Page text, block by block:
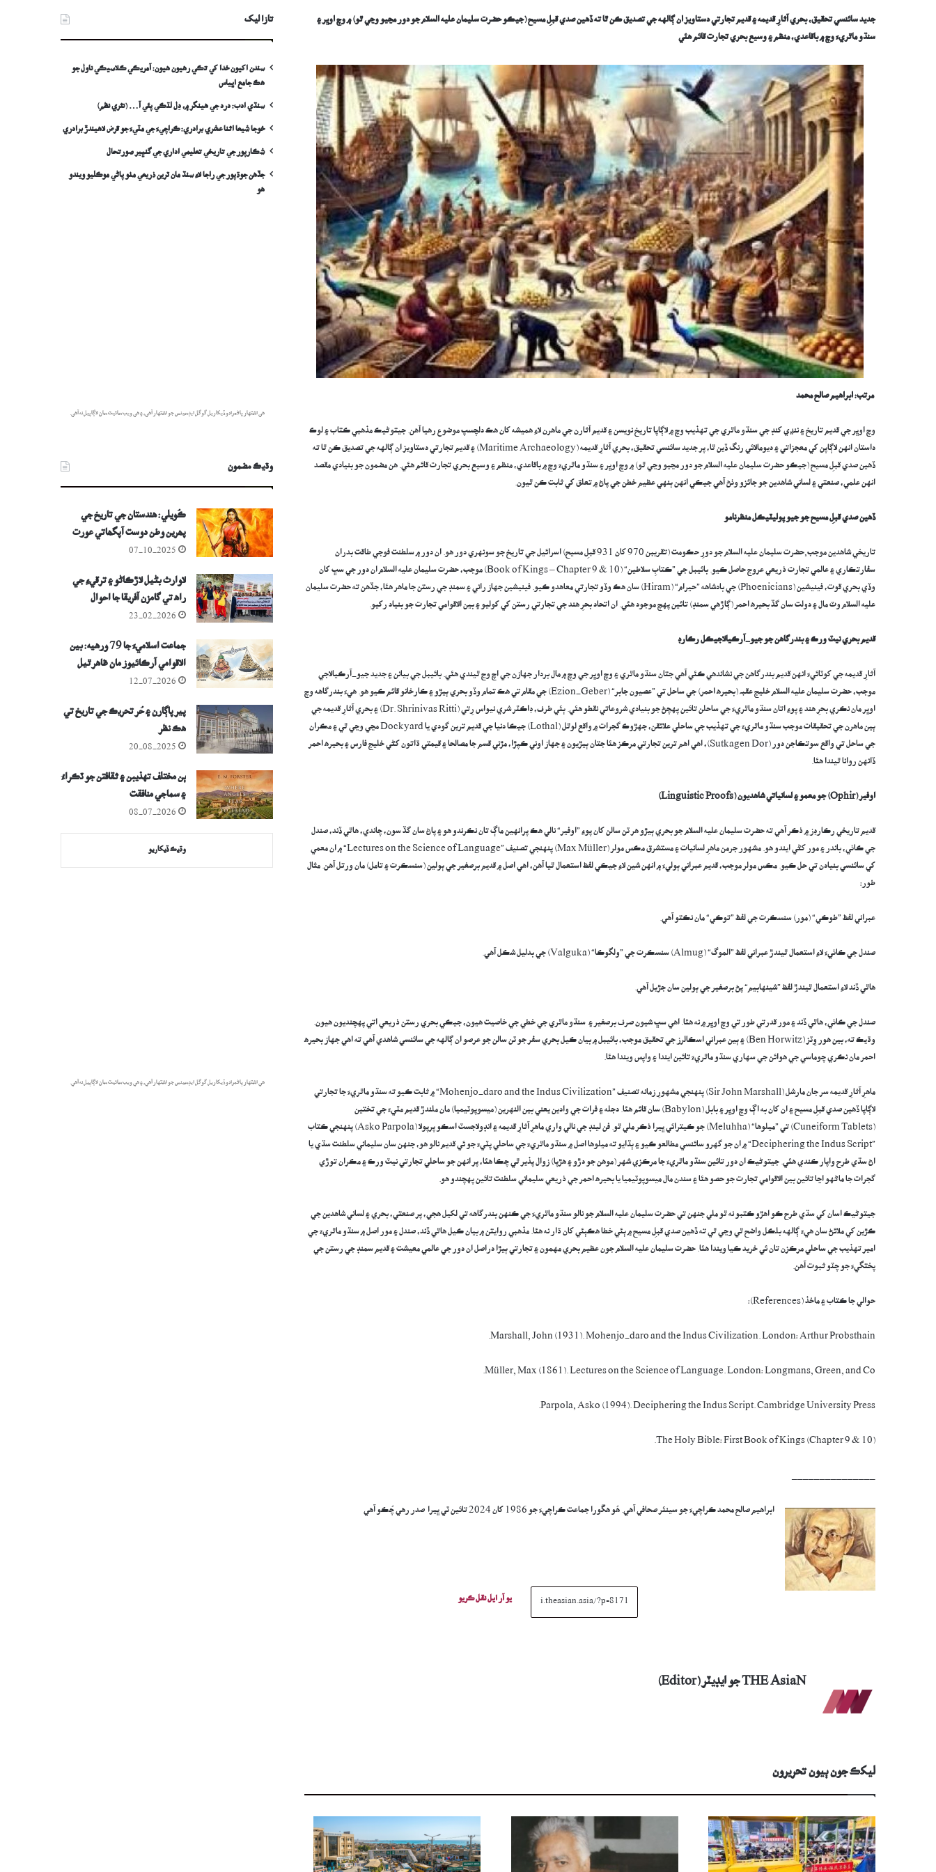
جديد سائنسي تحقيق، بحري آثارِ قديمه ۽ قديم تجارتي دستاويز ان ڳالهه جي تصديق ڪن ٿا ته ڏهين صدي قبلِ مسيح (جيڪو حضرت سليمان عليه السلام جو دور مڃيو وڃي ٿو) ۾ وچ اوڀر ۽
سنڌو ماٿريءَ وچ ۾ باقاعدي، منظم ۽ وسيع بحري تجارت قائم هئي
مرتب: ابراهيم صالح محمد
وچ اوڀر جي قديم تاريخ ۽ ننڍي کنڊ جي سنڌو ماٿري جي تهذيب وچ ۾ لاڳاپا تاريخ نويسن ۽ قديم آثارن جي ماهرن لاءِ هميشه کان هڪ دلچسپ موضوع رهيا آهن. جيتوڻيڪ مذهبي ڪتاب ۽ لوڪ
داستان انهن لاڳاپن کي معجزاتي ۽ ديومالائي رنگ ڏين ٿا، پر جديد سائنسي تحقيق، بحري آثارِ قديمه (Maritime Archaeology) ۽ قديم تجارتي دستاويز ان ڳالهه جي تصديق ڪن ٿا ته
ڏهين صدي قبلِ مسيح (جيڪو حضرت سليمان عليه السلام جو دور مڃيو وڃي ٿو) ۾ وچ اوڀر ۽ سنڌو ماٿريءَ وچ ۾ باقاعدي، منظم ۽ وسيع بحري تجارت قائم هئي. هن مضمون جو بنيادي مقصد
انهن علمي، صنعتي ۽ لساني شاهدين جو جائزو وٺڻ آهي جيڪي انهن ٻنهي عظيم خطن جي پاڻ ۾ تعلق کي ثابت ڪن ٿيون.
ڏهين صدي قبلِ مسيح جو جيو پوليٽيڪل منظرنامو
تاريخي شاهدين موجب,حضرت سليمان عليه السلام جو دورِ حڪومت (تقريبن 970 کان 931 قبلِ مسيح) اسرائيل جي تاريخ جو سونهري دور هو. ان دور ۾ سلطنت فوجي طاقت بدران
سفارتڪاري ۽ عالمي تجارت ذريعي عروج حاصل ڪيو. بائيبل جي ”ڪتابِ سلاطين“ (Book of Kings – Chapter 9 & 10) موجب، حضرت سليمان عليه السلام ان دور جي سڀ کان
وڏي بحري قوت، فينيشين (Phoenicians) جي بادشاهه ”حيرام“ (Hiram) سان هڪ وڏو تجارتي معاهدو ڪيو. فينيشين جهاز راني ۽ سمنڊ جي رستن جا ماهر هئا، جڏهن ته حضرت سليمان
عليه السلام وٽ مال ۽ دولت سان گڏ بحيره احمر (ڳاڙهي سمنڊ) تائين پهچ موجود هئي. ان اتحاد بحرِ هند جي تجارتي رستن کي کوليو ۽ بين الاقوامي تجارت جو بنياد رکيو.
قديم بحري نيٽ ورڪ ۽ بندرگاهن جو جيو-آرڪيالاجيڪل رڪارڊ
آثارِ قديمه جي کوٽائيءَ انهن قديم بندرگاهن جي نشاندهي ڪئي آهي جتان سنڌو ماٿري ۽ وچ اوڀر جي وچ ۾ مال بردار جهازن جي اچ وڃ ٿيندي هئي. بائيبل جي بيانن ۽ جديد جيو-آرڪيالاجي
موجب، حضرت سليمان عليه السلام خليج عقبہ (بحيره احمر) جي ساحل تي ”عصيون جابر“ (Ezion-Geber) جي مقام تي هڪ تمام وڏو بحري ٻيڙو ۽ ڪارخانو قائم ڪيو هو. هيءَ بندرگاهه وچ
اوڀر مان نڪري بحرِ هند ۽ پوءِ اتان سنڌو ماٿريءَ جي ساحلن تائين پهچڻ جو بنيادي شروعاتي نقطو هئي. ٻئي طرف، ڊاڪٽر شري نيواس رِتي (Dr. Shrinivas Ritti) ۽ بحري آثارِ قديمه جي
ٻين ماهرن جي تحقيقات موجب سنڌو ماٿريءَ جي تهذيب جي ساحلي علائقن، جهڙوڪ گجرات ۾ واقع لوٿل (Lothal) جيڪا دنيا جي قديم ترين گودي يا Dockyard مڃي وڃي ٿي ۽ مڪران
جي ساحل تي واقع سوتڪاجن دور (Sutkagen Dor)، اهي اهم ترين تجارتي مرڪز هئا جتان ٻيڙيون ۽ جهاز اوني ڪپڙا، مڙني قسم جا مصالحا ۽ قيمتي ڌاتون کڻي خليج فارس ۽ بحيره احمر
ڏانهن روانا ٿيندا هئا.
اوفير(Ophir) جو معمو ۽ لسانياتي شاهديون(Linguistic Proofs)
قديم تاريخي رڪارڊز ۾ ذڪر آهي ته حضرت سليمان عليه السلام جو بحري ٻيڙو هر ٽن سالن کان پوءِ ”اوفير“ نالي هڪ پرانهين ماڳ تان نڪرندو هو ۽ پاڻ سان گڏ سون، چاندي، هاٿي ڏند، صندل
جي ڪاٺي، باندر ۽ مور کڻي ايندو هو. مشهور جرمن ماهرِ لسانيات ۽ مستشرق مڪس مولر (Max Müller) پنهنجي تصنيف ”Lectures on the Science of Language“ ۾ ان معمي
کي سائنسي بنيادن تي حل ڪيو. مڪس مولر موجب، قديم عبراني ٻوليءَ ۾ انهن شين لاءِ جيڪي لفظ استعمال ٿيا آهن، اهي اصل ۾ قديم برصغير جي ٻولين (سنسڪرت ۽ تامل) مان ورتل آهن. مثال
طور:
عبراني لفظ ”طوڪي“ (مور) سنسڪرت جي لفظ ”توڪي“ مان نڪتو آهي.
صندل جي ڪاٺيءَ لاءِ استعمال ٿيندڙ عبراني لفظ ”الموگ“ (Almug) سنسڪرت جي ”ولگوڪا“ (Valguka) جي بدليل شڪل آهي.
هاٿي ڏند لاءِ استعمال ٿيندڙ لفظ ”شينهابيم“ پڻ برصغير جي ٻولين سان جڙيل آهي.
صندل جي ڪاٺي، هاٿي ڏند ۽ مور قدرتي طور تي وچ اوڀر ۾ نه ھئا. اهي سڀ شيون صرف برصغير ۽ سنڌو ماٿري جي خطي جي خاصيت هيون، جيڪي بحري رستن ذريعي اتي پهچنديون هيون.
وڌيڪ ته، بين هور وِٽز (Ben Horwitz) ۽ ٻين عبراني اسڪالرز جي تحقيق موجب، بائيبل ۾ بيان ڪيل بحري سفر جو ٽن سالن جو عرصو ان ڳالهه جي سائنسي شاهدي آهي ته اهي جهاز بحيره
احمر مان نڪري چوماسي جي هوائن جي سهاري سنڌو ماٿريءَ تائين ايندا ۽ واپس ويندا هئا.
ماهرِ آثارِ قديمه سر جان مارشل (Sir John Marshall) پنهنجي مشهورِ زمانه تصنيف ”Mohenjo-daro and the Indus Civilization“ ۾ ثابت ڪيو ته سنڌو ماٿريءَ جا تجارتي
لاڳاپا ڏهين صدي قبلِ مسيح ۽ ان کان به اڳ وچ اوڀر ۽ بابل (Babylon) سان قائم هئا. دجله ۽ فرات جي وادين يعني بين النهرين (ميسوپوٽيميا) مان ملندڙ قديم مٽيءَ جي تختين
(Cuneiform Tablets) تي ”ميلوها“ (Meluhha) جو ڪيترائي ڀيرا ذڪر ملي ٿو. فن لينڊ جي نالي واري ماهرِ آثارِ قديمه ۽ انڊولاجسٽ اسڪو پرپولا (Asko Parpola) پنهنجي ڪتاب
”Deciphering the Indus Script“ ۾ ان جو گهرو سائنسي مطالعو ڪيو ۽ ٻڌايو ته ميلوها اصل ۾ سنڌو ماٿريءَ جي ساحلي پٽيءَ جو ئي قديم نالو هو، جنهن سان سليماني سلطنت سڌي يا
اڻ سڌي طرح واپار ڪندي هئي. جيتوڻيڪ ان دور تائين سنڌو ماٿريءَ جا مرڪزي شهر (موهن جو دڙو ۽ هڙپا) زوال پذير ٿي چڪا هئا، پر انهن جو ساحلي تجارتي نيٽ ورڪ ۽ مڪران توڙي
گجرات جا ماڻهو اڃا تائين بين الاقوامي تجارت جو حصو هئا ۽ سندن مال ميسوپوٽيميا يا بحيره احمر جي ذريعي سليماني سلطنت تائين پهچندو هو.
جيتوڻيڪ اسان کي سڌي طرح ڪو اهڙو ڪتبو نه ٿو ملي جنهن تي حضرت سليمان عليه السلام جو نالو سنڌو ماٿريءَ جي ڪنهن بندرگاهه تي لکيل هجي، پر صنعتي، بحري ۽ لساني شاهدين جي
ڪڙين کي ملائڻ سان هيءَ ڳالهه بلڪل واضح ٿي وڃي ٿي ته ڏهين صدي قبلِ مسيح ۾ ٻئي خطا هڪٻئي کان ڌار نه هئا. مذهبي روايتن ۾ بيان ڪيل هاٿي ڏند، صندل ۽ مور اصل ۾ سنڌو ماٿريءَ جي
امير تهذيب جي ساحلي مرڪزن تان ئي خريد ڪيا ويندا هئا. حضرت سليمان عليه السلام جون عظيم بحري مهمون ۽ تجارتي ٻيڙا دراصل ان دور جي عالمي معيشت ۽ قديم سمنڊ جي رستن جي
پختگيءَ جو چٽو ثبوت آهن.
حوالي جا ڪتاب ۽ ماخذ (References):
Marshall, John (1931). Mohenjo-daro and the Indus Civilization. London: Arthur Probsthain.
Müller, Max (1861). Lectures on the Science of Language. London: Longmans, Green, and Co.
Parpola, Asko (1994). Deciphering the Indus Script. Cambridge University Press.
The Holy Bible: First Book of Kings (Chapter 9 & 10).
ابراھيم صالح محمد ڪراچيءَ جو سينئر صحافي آھي. ھُو ھڱورا جماعت ڪراچيءَ جو 1986 کان 2024 تائين ٽي ڀيرا صدر رھي چُڪو آھي
يو آر ايل نقل ڪريو
THE AsiaN جو ايڊيٽر (Editor)
ليکڪ جون ٻيون تحريرون
تازا ليک
سندن اکيون خدا کي تڪي رهيون هيون: آمريڪي ڪلاسيڪي ناول جو
هڪ جامع اڀياس
سنڌي ادب: درد جي ھينگر ۾، دِل لٽڪي پئي آ… (نثري نظم)
خوجا شيعا اثنا عشري برادري: ڪراچيءَ جي مٽيءَ جو قرض لاھيندڙ برادري
شڪارپور جي تاريخي تعليمي اداري جي گنڀير صورتحال
جڏهن جوڌپور جي راجا لاءِ سنڌ مان ٽرين ذريعي مٺو پاڻي موڪليو ويندو
ھو
هي اشتهار پاڻمرادو ڏيکاريل گوگل ايڊسينس جو اشتهار آهي، ۽ هي ويب سائيٽ سان لاڳاپيل نه آهي.
وڌيڪ مضمون
ڪُويلي: هندستان جي تاريخ جي
پھرين وطن دوست آپگھاتي عورت
07-10-2025
لاوارث بڻيل لاڙڪاڻو ۽ ترقيءِ جي
راھ تي گامزن آفريقا جا احوال
23-02-2026
جماعت اسلاميءَ جا 79 ورهيه: بين
الاقوامي آرڪائيوز مان ظاھر ٿيل
ڇرڪائيندڙ راز!
12-07-2026
پير پاڳارن ۽ حُر تحريڪ جي تاريخ تي
ھڪ نظر
20-08-2025
ٻن مختلف تهذيبن ۽ ثقافتن جو ٽڪراءُ
۽ سماجي منافقت
08-07-2026
وڌيڪ ڏيکاريو
هي اشتهار پاڻمرادو ڏيکاريل گوگل ايڊسينس جو اشتهار آهي، ۽ هي ويب سائيٽ سان لاڳاپيل نه آهي.